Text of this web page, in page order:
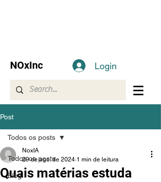
NOxInc Login
Post
Todos os posts
Blog
Todos os posts
Quais matérias estuda
NoxIA
29 de ago. de 2024 1 min de leitura